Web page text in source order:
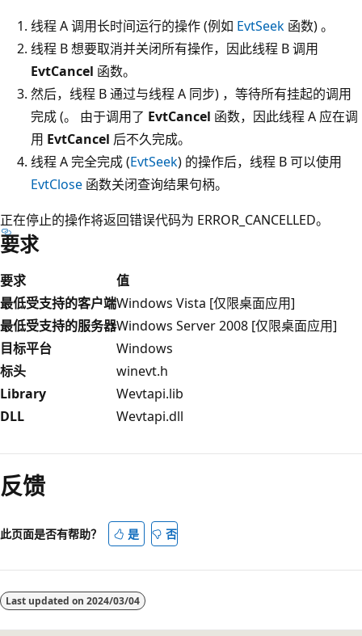
线程 A 调用长时间运行的操作 (例如 EvtSeek 函数) 。
线程 B 想要取消并关闭所有操作，因此线程 B 调用
EvtCancel 函数。
然后，线程 B 通过与线程 A 同步) ，等待所有挂起的调用
完成 (。 由于调用了 EvtCancel 函数，因此线程 A 应在调
用 EvtCancel 后不久完成。
线程 A 完全完成 (EvtSeek) 的操作后，线程 B 可以使用
EvtClose 函数关闭查询结果句柄。
正在停止的操作将返回错误代码为 ERROR_CANCELLED。
要求
要求
值
最低受支持的客户端Windows Vista [仅限桌面应用]
最低受支持的服务器Windows Server 2008 [仅限桌面应用]
目标平台
Windows
标头
winevt.h
Library
Wevtapi.lib
DLL
Wevtapi.dll
读
模
已
用
反馈
此页面是否有帮助？ 是 否
Last updated on 2024/03/04